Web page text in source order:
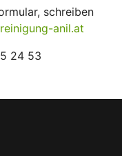
schreiben
anil.at
24 53